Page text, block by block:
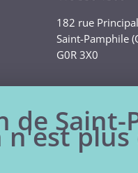
182 rue
Saint-Pamphile
G0R 3X0
Saint-